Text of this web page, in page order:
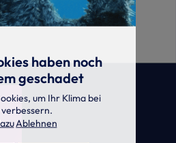
haben noch
geschadet
um Ihr Klima bei
verbessern.
Ablehnen